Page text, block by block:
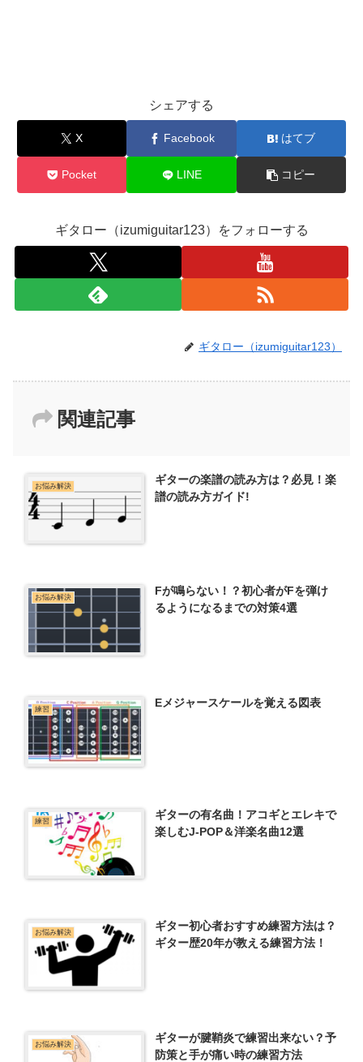
シェアする
X Facebook はてブ
Pocket LINE コピー
ギタロー（izumiguitar123）をフォローする
ギタロー（izumiguitar123）
関連記事
お悩み解決
ギターの楽譜の読み方は？必見！楽
譜の読み方ガイド!
お悩み解決
Fが鳴らない！？初心者がFを弾け
るようになるまでの対策4選
練習 Eメジャースケールを覚える図表
練習
ギターの有名曲！アコギとエレキで
楽しむJ-POP＆洋楽名曲12選
お悩み解決
ギター初心者おすすめ練習方法は？
ギター歴20年が教える練習方法！
お悩み解決
ギターが腱鞘炎で練習出来ない？予
防策と手が痛い時の練習方法